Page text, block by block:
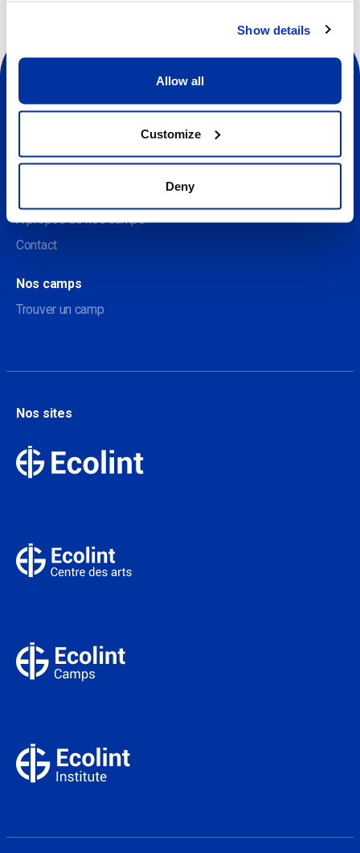
Show details
Allow all
Customize
Deny
A propos de nos camps
Contact
Nos camps
Trouver un camp
Nos sites